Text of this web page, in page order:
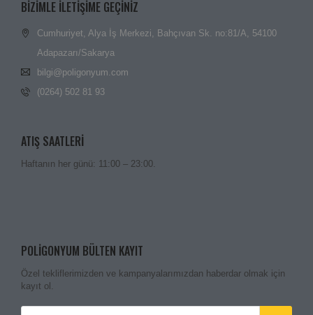
BIZIMLE ILETIŞIME GEÇINIZ
Cumhuriyet, Alya İş Merkezi, Bahçıvan Sk. no:81/A, 54100
Adapazarı/Sakarya
bilgi@poligonyum.com
(0264) 502 81 93
ATIŞ SAATLERI
Haftanın her günü: 11:00 – 23:00.
POLIGONYUM BÜLTEN KAYIT
Özel tekliflerimizden ve kampanyalarımızdan haberdar olmak için
kayıt ol.